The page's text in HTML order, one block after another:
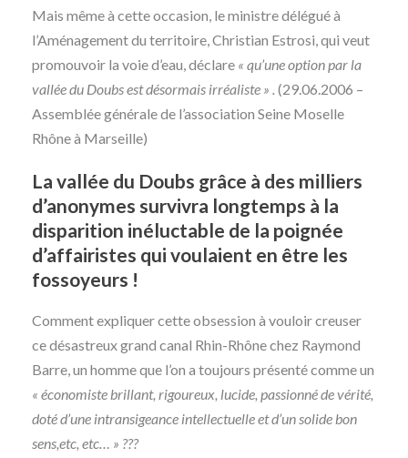
Mais même à cette occasion, le ministre délégué à
l’Aménagement du territoire, Christian Estrosi, qui veut
promouvoir la voie d’eau, déclare « qu’une option par la
vallée du Doubs est désormais irréaliste » . (29.06.2006 –
Assemblée générale de l’association Seine Moselle
Rhône à Marseille)
La vallée du Doubs grâce à des milliers
d’anonymes survivra longtemps à la
disparition inéluctable de la poignée
d’affairistes qui voulaient en être les
fossoyeurs !
Comment expliquer cette obsession à vouloir creuser
ce désastreux grand canal Rhin-Rhône chez Raymond
Barre, un homme que l’on a toujours présenté comme un
« économiste brillant, rigoureux, lucide, passionné de vérité,
doté d’une intransigeance intellectuelle et d’un solide bon
sens,etc, etc… » ???